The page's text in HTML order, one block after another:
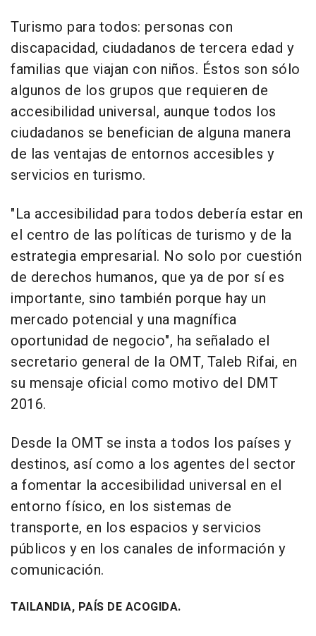
Turismo para todos: personas con
discapacidad, ciudadanos de tercera edad y
familias que viajan con niños. Éstos son sólo
algunos de los grupos que requieren de
accesibilidad universal, aunque todos los
ciudadanos se benefician de alguna manera
de las ventajas de entornos accesibles y
servicios en turismo.
"La accesibilidad para todos debería estar en
el centro de las políticas de turismo y de la
estrategia empresarial. No solo por cuestión
de derechos humanos, que ya de por sí es
importante, sino también porque hay un
mercado potencial y una magnífica
oportunidad de negocio", ha señalado el
secretario general de la OMT, Taleb Rifai, en
su mensaje oficial como motivo del DMT
2016.
Desde la OMT se insta a todos los países y
destinos, así como a los agentes del sector
a fomentar la accesibilidad universal en el
entorno físico, en los sistemas de
transporte, en los espacios y servicios
públicos y en los canales de información y
comunicación.
TAILANDIA, PAÍS DE ACOGIDA.